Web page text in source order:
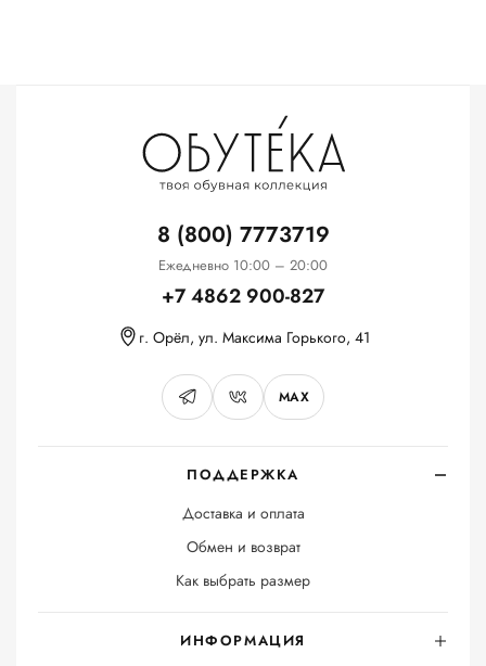
ПОДДЕРЖКА
Доставка и оплата
Обмен и возврат
Как выбрать размер
ИНФОРМАЦИЯ
8 (800) 7773719
Ежедневно 10:00 – 20:00
+7 4862 900-827
г. Орёл, ул. Максима Горького, 41
MAX